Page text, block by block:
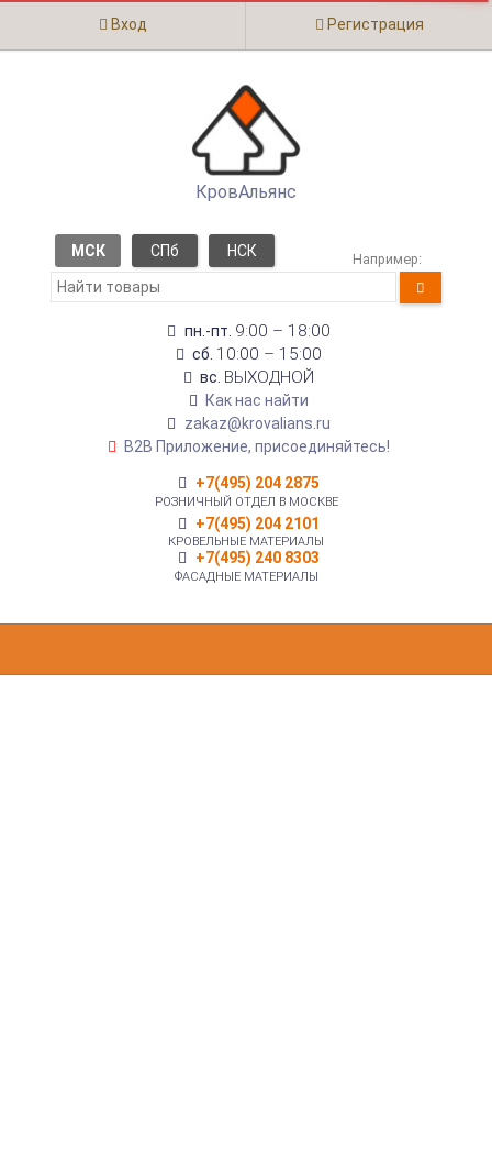
Вход Регистрация
КровАльянс
МСК СПб НСК Например:
пн.-пт. 9:00 – 18:00
сб. 10:00 – 15:00
вс. ВЫХОДНОЙ
Как нас найти
zakaz@krovalians.ru
B2B Приложение, присоединяйтесь!
+7(495) 204 2875
РОЗНИЧНЫЙ ОТДЕЛ В МОСКВЕ
+7(495) 204 2101
КРОВЕЛЬНЫЕ МАТЕРИАЛЫ
+7(495) 240 8303
ФАСАДНЫЕ МАТЕРИАЛЫ